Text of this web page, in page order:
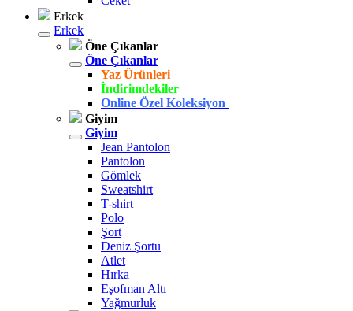
Erkek
Erkek
Öne Çıkanlar
Öne Çıkanlar
Yaz Ürünleri
İndirimdekiler
Online Özel Koleksiyon
Giyim
Giyim
Jean Pantolon
Pantolon
Gömlek
Sweatshirt
T-shirt
Polo
Şort
Deniz Şortu
Atlet
Hırka
Eşofman Altı
Yağmurluk